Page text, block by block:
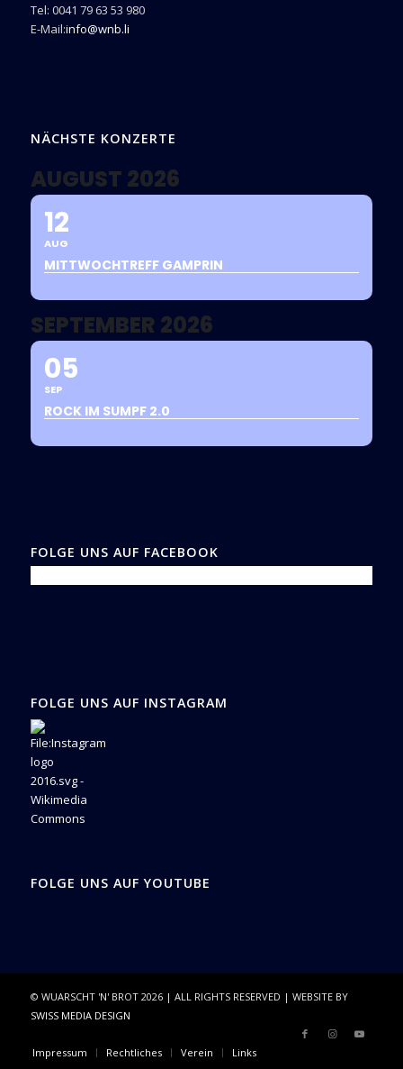
Tel: 0041 79 63 53 980
E-Mail:info@wnb.li
NÄCHSTE KONZERTE
AUGUST 2026
12
AUG
MITTWOCHTREFF GAMPRIN
SEPTEMBER 2026
05
SEP
ROCK IM SUMPF 2.0
FOLGE UNS AUF FACEBOOK
FOLGE UNS AUF INSTAGRAM
FOLGE UNS AUF YOUTUBE
© WUARSCHT 'N' BROT 2026| ALL RIGHTS RESERVED | WEBSITE BY
SWISS MEDIA DESIGN
Impressum Rechtliches Verein Links